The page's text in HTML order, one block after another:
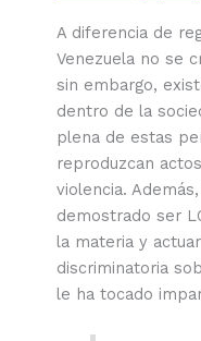
A diferencia de
Venezuela no se
sin embargo,
dentro de la
plena de estas
reproduzcan
violencia.
demostrado ser
la materia y
discriminatoria
le ha tocado